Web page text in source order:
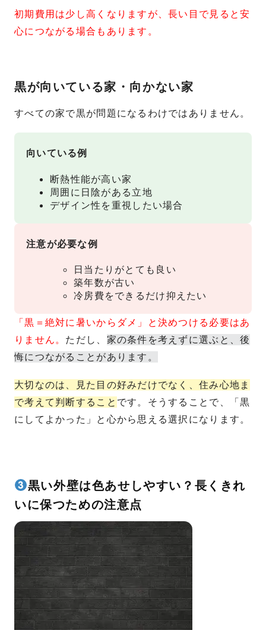
初期費用は少し高くなりますが、長い目で見ると安
心につながる場合もあります。
黒が向いている家・向かない家
すべての家で黒が問題になるわけではありません。
向いている例
断熱性能が高い家
周囲に日陰がある立地
デザイン性を重視したい場合
注意が必要な例
日当たりがとても良い
築年数が古い
冷房費をできるだけ抑えたい
「黒＝絶対に暑いからダメ」と決めつける必要はあ
りません。 ただし、 家の条件を考えずに選ぶと、後
悔につながることがあります。
大切なのは、見た目の好みだけでなく、住み心地ま
で考えて判断すること です。そうすることで、「黒
にしてよかった」と心から思える選択になります。
黒い外壁は色あせしやすい？長くきれ
いに保つための注意点